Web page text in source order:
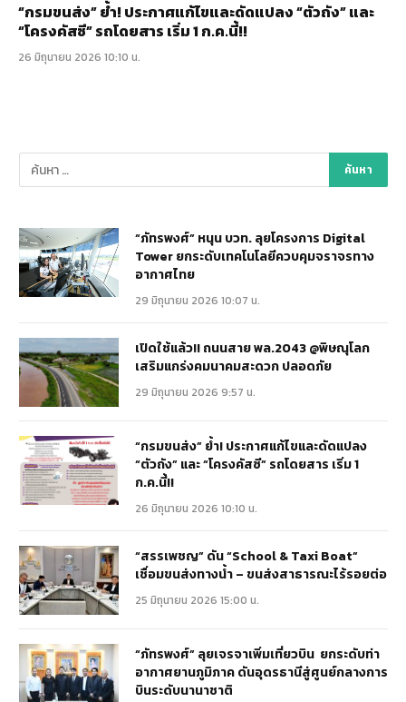
“กรมขนส่ง” ย้ำ! ประกาศแก้ไขและดัดแปลง “ตัวถัง” และ
“โครงคัสซี” รถโดยสาร เริ่ม 1 ก.ค.นี้!!
26 มิถุนายน 2026 10:10 น.
“ภัทรพงศ์” หนุน บวท. ลุยโครงการ Digital
Tower ยกระดับเทคโนโลยีควบคุมจราจรทาง
อากาศไทย
29 มิถุนายน 2026 10:07 น.
เปิดใช้แล้ว!! ถนนสาย พล.2043 @พิษณุโลก
เสริมแกร่งคมนาคมสะดวก ปลอดภัย
29 มิถุนายน 2026 9:57 น.
“กรมขนส่ง” ย้ำ! ประกาศแก้ไขและดัดแปลง
“ตัวถัง” และ “โครงคัสซี” รถโดยสาร เริ่ม 1
ก.ค.นี้!!
26 มิถุนายน 2026 10:10 น.
“สรรเพชญ” ดัน “School & Taxi Boat”
เชื่อมขนส่งทางน้ำ – ขนส่งสาธารณะไร้รอยต่อ
25 มิถุนายน 2026 15:00 น.
“ภัทรพงศ์” ลุยเจรจาเพิ่มเที่ยวบิน ยกระดับท่า
อากาศยานภูมิภาค ดันอุดรธานีสู่ศูนย์กลางการ
บินระดับนานาชาติ